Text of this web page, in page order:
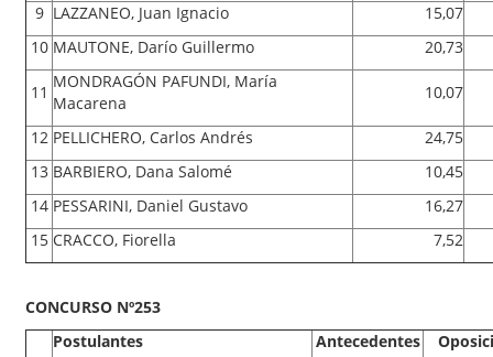
9 LAZZANEO, Juan Ignacio
15,07
10 MAUTONE, Darío Guillermo 20,73
11
MONDRAGÓN PAFUNDI, María
Macarena
10,07
12 PELLICHERO, Carlos Andrés
24,75
13 BARBIERO, Dana Salomé
10,45
14 PESSARINI, Daniel Gustavo
16,27
15 CRACCO, Fiorella 7,52
CONCURSO Nº253
Postulantes
Antecedentes